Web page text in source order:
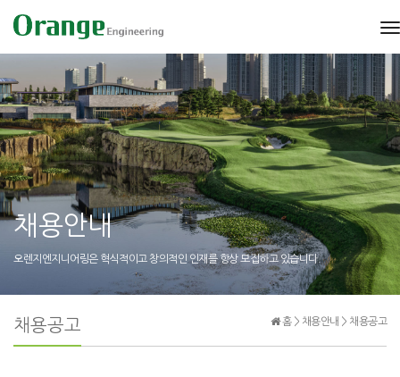
채용안내
오렌지엔지니어링은 혁식적이고 창의적인 인재를 항상 모집하고 있습니다.
홈 > 채용안내 > 채용공고
채용공고